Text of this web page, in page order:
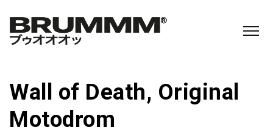
Wall of Death, Original
Motodrom